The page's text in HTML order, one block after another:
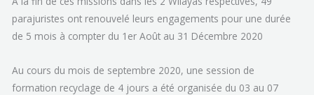
parajuristes ont renouvelé leurs engagements pour une durée
de 5 mois à compter du 1er Août au 31 Décembre 2020
Au cours du mois de septembre 2020, une session de
formation recyclage de 4 jours a été organisée du 03 au 07